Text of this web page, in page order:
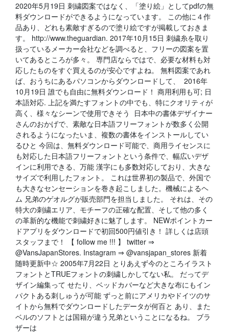
2020年5月19日 刺繍図案ではなく、「塗り絵」としてpdfの無
料ダウンロードができるようになっています。 この他に４作
品あり、どれも素敵すぎるので塗り絵ですが掲載しておきま
す。 http://www.theguardian. 2017年10月15日 刺繍糸を取り
扱っているメーカー会社などを調べると、フリーの図案を置
いてあるところが多々。 専門店ならではで、必要な材料も対
応したものをすぐ買えるのが安心ですよね。 無料図案であれ
ば、おうちにあるパソコンからダウンロードして、 2016年
10月19日 誰でも自由に無料ダウンロード！ 商用利用も可; 日
本語対応. 上記を満たすフォントの中でも、特にクオリティが
高く、様々なシーンで使用できそう 日本中の書体デザイナー
さんのおかげで、素敵な日本語フリーフォントが数多く公開
されるようになったいま、複数の書体をインストールしてい
るひと 今回は、無料ダウンロード可能で、商用ライセンスに
も対応した日本語フリーフォントという条件で、幅広いデザ
インに利用できる、万能 漢字にも多数対応しており、大きな
サイズで利用したフォント。 これは世界初の製品で、外国で
も大きなセンセーションを巻き起こしました。機械によるヘ
ム 兄弟のゲオルグが販売部門を担当しました。 それは、その
特大の刺繍エリア、モチーフの正確な配置、そして他の多く
の革新的な機能で刺繍好きに魅了します。 NEWポイントカー
ドアプリをダウンロードで初回500円値引き！ 詳しくは店頭
スタッフまで！ 【 follow me !!! 】 twitter ⇒
@VansJapanStores. Instagram ⇒ @vansjapan_stores 新着
随時更新中☆ 2005年7月22日 とりあえず今のところイラスト
フォントとTRUEフォントの刺繍しかしてない私。 だってデ
ザイン編集って せたり、ベッドカバーなど大きな布にもイン
パクトある刺しゅうが可能 ずっと前にアメリカやドイツのサ
イトから無料でダウンロードしたデータが何百と あり、また
ベルのソフトとは国籍が違う兄弟ということになるね。 ブラ
ザーは